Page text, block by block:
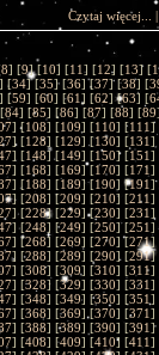
Czytaj więcej... |
8] [9] [10] [11] [12] [13] [
] [34] [35] [36] [37] [38] [
] [59] [60] [61] [62] [63] [
84] [85] [86] [87] [88] [89
] [108] [109] [110] [111]
] [128] [129] [130] [131]
] [148] [149] [150] [151]
] [168] [169] [170] [171]
] [188] [189] [190] [191]
] [208] [209] [210] [211]
] [228] [229] [230] [231]
] [248] [249] [250] [251]
] [268] [269] [270] [271]
] [288] [289] [290] [291]
] [308] [309] [310] [311]
] [328] [329] [330] [331]
] [348] [349] [350] [351]
] [368] [369] [370] [371]
] [388] [389] [390] [391]
] [408] [409] [410] [411]